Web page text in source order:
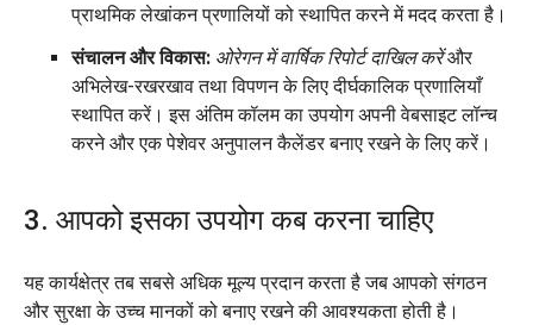
प्राथमिक लेखांकन प्रणालियों को स्थापित करने में मदद करता है।
संचालन और विकास: ओरेगन में वार्षिक रिपोर्ट दाखिल करेंऔर
अभिलेख-रखरखाव तथा विपणन के लिए दीर्घकालिक प्रणालियाँ
स्थापित करें। इस अंतिम कॉलम का उपयोग अपनी वेबसाइट लॉन्च
करने और एक पेशेवर अनुपालन कैलेंडर बनाए रखने के लिए करें।
3. आपको इसका उपयोग कब करना चाहिए
यह कार्यक्षेत्र तब सबसे अधिक मूल्य प्रदान करता है जब आपको संगठन
और सुरक्षा के उच्च मानकों को बनाए रखने की आवश्यकता होती है।